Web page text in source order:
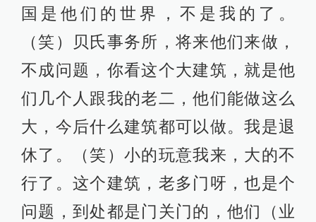
国是他们的世界，不是我的了。
（笑）贝氏事务所，将来他们来做，
不成问题，你看这个大建筑，就是他
们几个人跟我的老二，他们能做这么
大，今后什么建筑都可以做。我是退
休了。（笑）小的玩意我来，大的不
行了。这个建筑，老多门呀，也是个
问题，到处都是门关门的，他们（业